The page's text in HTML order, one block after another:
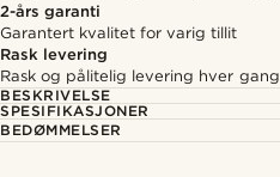
2-års garanti
Garantert kvalitet for varig tillit
Rask levering
Rask og pålitelig levering hver gang
BESKRIVELSE
SPESIFIKASJONER
BEDØMMELSER